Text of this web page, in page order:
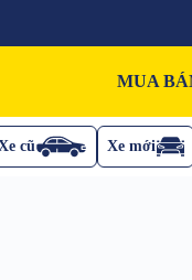
MUA
cũ Xe mới